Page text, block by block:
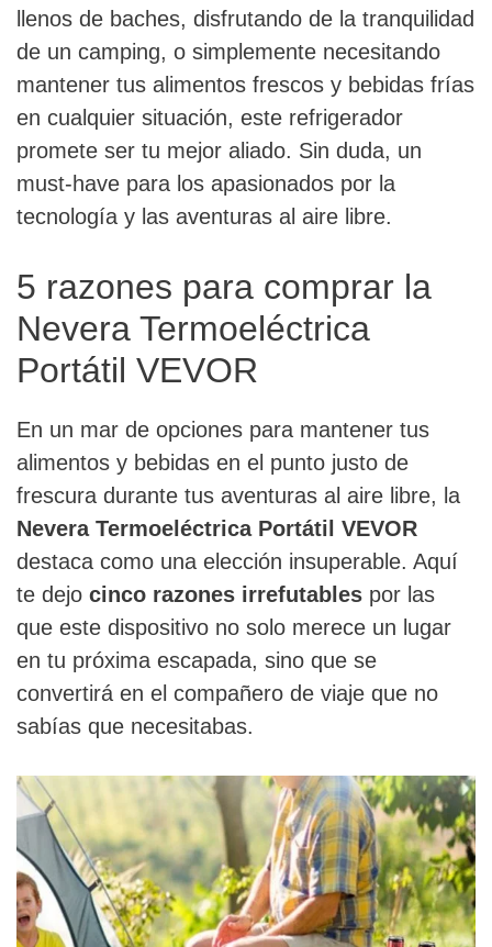
llenos de baches, disfrutando de la tranquilidad
de un camping, o simplemente necesitando
mantener tus alimentos frescos y bebidas frías
en cualquier situación, este refrigerador
promete ser tu mejor aliado. Sin duda, un
must-have para los apasionados por la
tecnología y las aventuras al aire libre.
5 razones para comprar la
Nevera Termoeléctrica
Portátil VEVOR
En un mar de opciones para mantener tus
alimentos y bebidas en el punto justo de
frescura durante tus aventuras al aire libre, la
Nevera Termoeléctrica Portátil VEVOR
destaca como una elección insuperable. Aquí
te dejo cinco razones irrefutables por las
que este dispositivo no solo merece un lugar
en tu próxima escapada, sino que se
convertirá en el compañero de viaje que no
sabías que necesitabas.